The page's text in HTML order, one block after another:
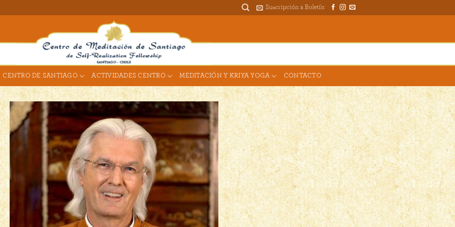
Suscripción a Boletín
CENTRO DE SANTIAGO ACTIVIDADES CENTRO MEDITACIÓN Y KRIYA YOGA CONTACTO